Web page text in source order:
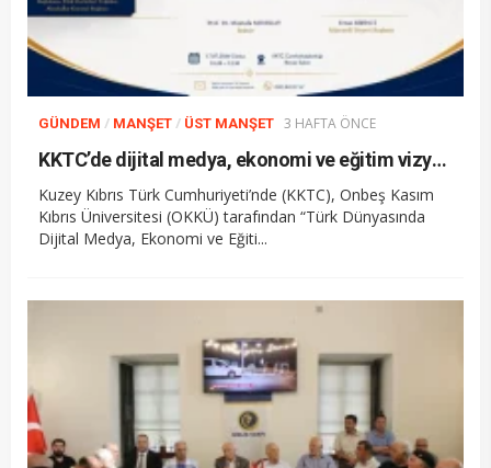
GÜNDEM / MANŞET / ÜST MANŞET 3 HAFTA ÖNCE
KKTC’de dijital medya, ekonomi ve eğitim vizyonu forumu düzenleniyor
Kuzey Kıbrıs Türk Cumhuriyeti’nde (KKTC), Onbeş Kasım
Kıbrıs Üniversitesi (OKKÜ) tarafından “Türk Dünyasında
Dijital Medya, Ekonomi ve Eğiti...